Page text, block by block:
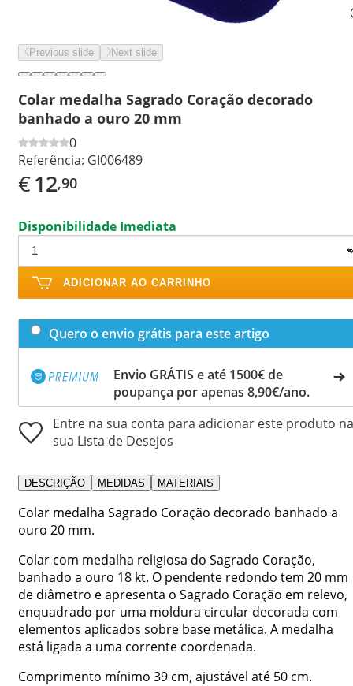
Previous slide Next slide
Colar medalha Sagrado Coração decorado
banhado a ouro 20 mm
0
Referência: GI006489
€12,90
Disponibilidade Imediata
ADICIONAR AO CARRINHO
Quero o envio grátis para este artigo
Envio GRÁTIS e até 1500€ de
poupança por apenas 8,90€/ano.
Entre na sua conta para adicionar este produto na
sua Lista de Desejos
DESCRIÇÃO MEDIDAS MATERIAIS
Colar medalha Sagrado Coração decorado banhado a
ouro 20 mm.
Colar com medalha religiosa do Sagrado Coração,
banhado a ouro 18 kt. O pendente redondo tem 20 mm
de diâmetro e apresenta o Sagrado Coração em relevo,
enquadrado por uma moldura circular decorada com
elementos aplicados sobre base metálica. A medalha
está ligada a uma corrente coordenada.
Comprimento mínimo 39 cm, ajustável até 50 cm.